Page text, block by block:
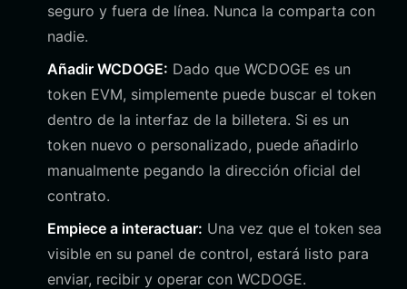
seguro y fuera de línea. Nunca la comparta con
nadie.
Añadir WCDOGE: Dado que WCDOGE es un
token EVM, simplemente puede buscar el token
dentro de la interfaz de la billetera. Si es un
token nuevo o personalizado, puede añadirlo
manualmente pegando la dirección oficial del
contrato.
Empiece a interactuar: Una vez que el token sea
visible en su panel de control, estará listo para
enviar, recibir y operar con WCDOGE.